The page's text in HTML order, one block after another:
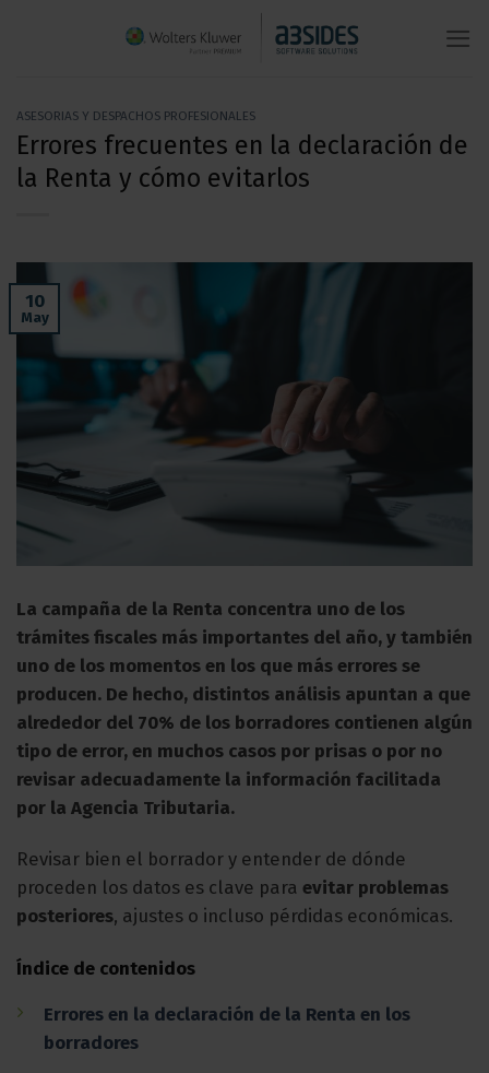
ASESORIAS Y DESPACHOS PROFESIONALES
Errores frecuentes en la declaración de
la Renta y cómo evitarlos
10
May
La campaña de la Renta concentra uno de los
trámites fiscales más importantes del año, y también
uno de los momentos en los que más errores se
producen. De hecho, distintos análisis apuntan a que
alrededor del 70% de los borradores contienen algún
tipo de error, en muchos casos por prisas o por no
revisar adecuadamente la información facilitada
por la Agencia Tributaria.
Revisar bien el borrador y entender de dónde
proceden los datos es clave para evitar problemas
posteriores, ajustes o incluso pérdidas económicas.
Índice de contenidos
Errores en la declaración de la Renta en los
borradores